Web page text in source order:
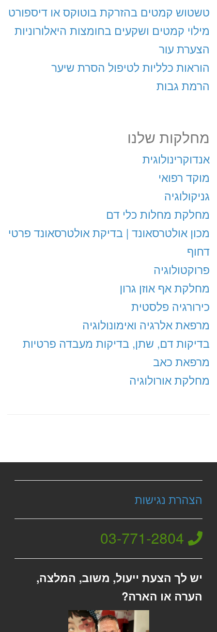
טשטוש קמטים בהזרקת בוטוקס או דיספורט
מילוי קמטים ושקעים בחומצות היאלורוניות
הצערת עור
הוראות כלליות לטיפול הסרת שיער
הרמת גבות
מחלקות שלנו
אנדוקרינולוגית
מוקד רפואי
גניקולוגיה
מחלקת מחלות כלי דם
מכון אולטרסאונד | בדיקת אולטרסאונד פרטי
דחוף
פרוקטולוגיה
מחלקת אף אוזן גרון
כירורגיה פלסטית
מרפאת אלרגיה ואימונולוגיה
בדיקות דם, שתן, בדיקות מעבדה פרטיות
מרפאת כאב
מחלקת אורולוגיה
הצהרת נגישות
03-771-2804
יש לך הצעת ייעול, משוב, המלצה,
הערה או הארה?